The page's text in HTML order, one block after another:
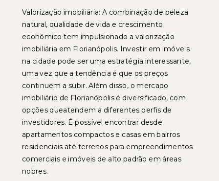
Valorização imobiliária: A combinação de beleza
natural, qualidade de vida e crescimento
econômico tem impulsionado a valorização
imobiliária em Florianópolis. Investir em imóveis
na cidade pode ser uma estratégia interessante,
uma vez que a tendência é que os preços
continuem a subir. Além disso, o mercado
imobiliário de Florianópolis é diversificado, com
opções queatendem a diferentes perfis de
investidores. É possível encontrar desde
apartamentos compactos e casas em bairros
residenciais até terrenos para empreendimentos
comerciais e imóveis de alto padrão em áreas
nobres.